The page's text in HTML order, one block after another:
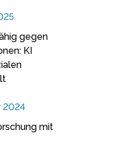
gegen
KI
2024
mit